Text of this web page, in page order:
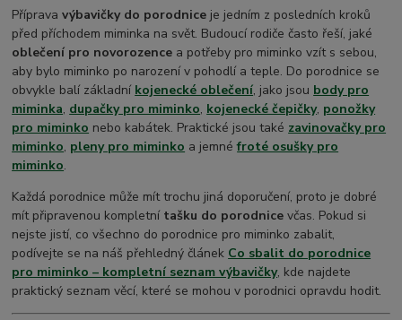
Přípravavýbavičky do porodnice je jedním z posledních kroků
před příchodem miminka na svět. Budoucí rodiče často řeší, jaké
oblečení pro novorozence a potřeby pro miminko vzít s sebou,
aby bylo miminko po narození v pohodlí a teple. Do porodnice se
obvykle balí základní kojenecké oblečení, jako jsou body pro
miminka, dupačky pro miminko, kojenecké čepičky, ponožky
pro miminko nebo kabátek. Praktické jsou také zavinovačky pro
miminko, pleny pro miminko a jemnéfroté osuškypro
miminko.
Každá porodnice může mít trochu jiná doporučení, proto je dobré
mít připravenou kompletní tašku do porodnice včas. Pokud si
nejste jistí, co všechno do porodnice pro miminko zabalit,
podívejte se na náš přehledný článek Co sbalit do porodnice
pro miminko – kompletní seznam výbavičky, kde najdete
praktický seznam věcí, které se mohou v porodnici opravdu hodit.